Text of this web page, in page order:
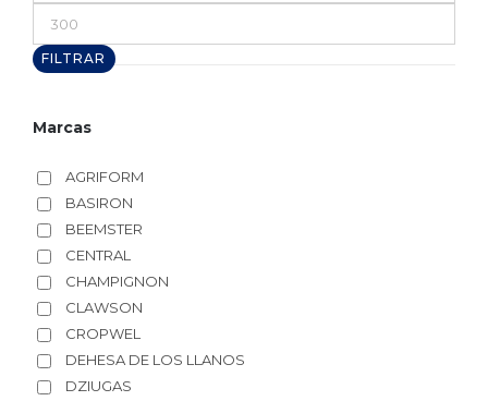
máximo
FILTRAR
Marcas
AGRIFORM
BASIRON
BEEMSTER
CENTRAL
CHAMPIGNON
CLAWSON
CROPWEL
DEHESA DE LOS LLANOS
DZIUGAS